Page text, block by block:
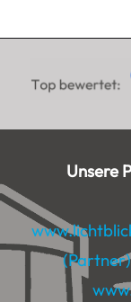
Unsere
(Partner)